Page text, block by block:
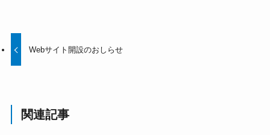
Webサイト開設のおしらせ
関連記事